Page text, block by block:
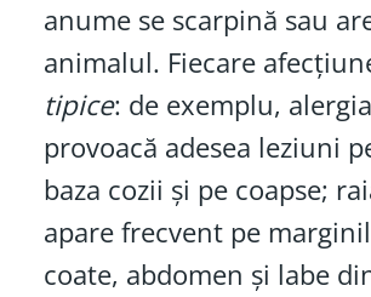
anume se scarpină sau
animalul. Fiecare
tipice: de exemplu,
provoacă adesea leziuni
baza cozii și pe coapse;
apare frecvent pe
coate, abdomen și labe